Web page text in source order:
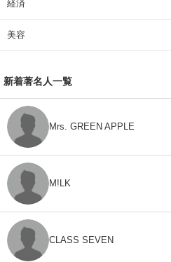
経済
美容
新着著名人一覧
Mrs. GREEN APPLE
M!LK
CLASS SEVEN